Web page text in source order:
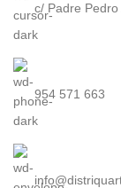
c/ Padre Pedro
954 571 663